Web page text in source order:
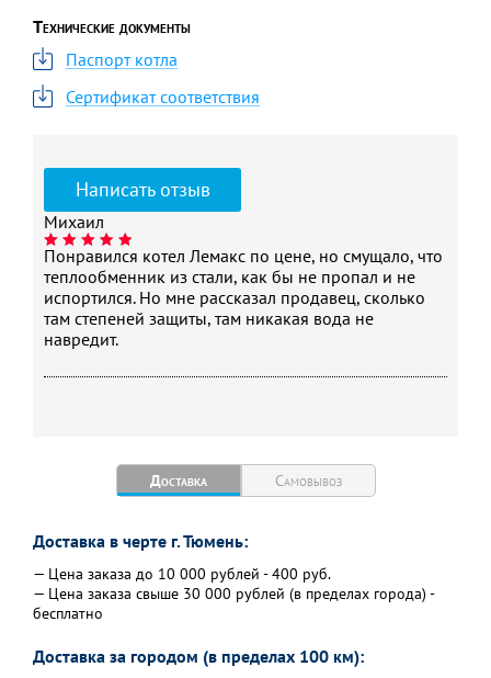
Объем теплоносителя в
теплообменнике, л
Максимальный расход
природного газа, м3/час
Рабочее давление
Номинальное давление
природного газа, Па
Диапазон разрежения, при
котором обеспечивается
устойчивая работа котла, Па
3-40
Технические документы
Паспорт котла
Сертификат соответствия
Написать отзыв
Михаил
Понравился котел Лемакс по цене, но смущало, что
теплообменник из стали, как бы не пропал и не
испортился. Но мне рассказал продавец, сколько
там степеней защиты, там никакая вода не
навредит.
Доставка Самовывоз
Доставка в черте г. Тюмень:
— Цена заказа до 10 000 рублей - 400 руб.
— Цена заказа свыше 30 000 рублей (в пределах города) -
бесплатно
Доставка за городом (в пределах 100 км):